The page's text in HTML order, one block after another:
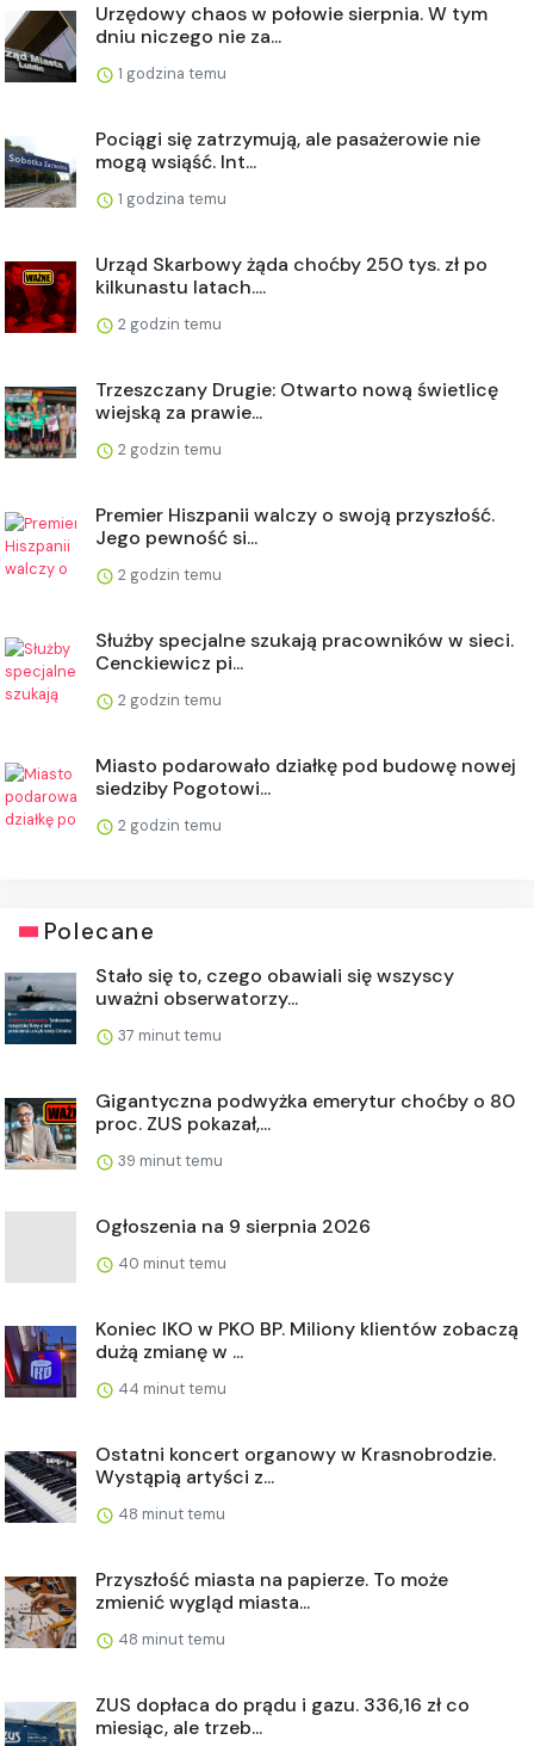
Urzędowy chaos w połowie sierpnia. W tym
dniu niczego nie za...
1 godzina temu
Pociągi się zatrzymują, ale pasażerowie nie
mogą wsiąść. Int...
1 godzina temu
Urząd Skarbowy żąda choćby 250 tys. zł po
kilkunastu latach....
2 godzin temu
Trzeszczany Drugie: Otwarto nową świetlicę
wiejską za prawie...
2 godzin temu
Premier Hiszpanii walczy o swoją przyszłość.
Jego pewność si...
2 godzin temu
Służby specjalne szukają pracowników w sieci.
Cenckiewicz pi...
2 godzin temu
Miasto podarowało działkę pod budowę nowej
siedziby Pogotowi...
2 godzin temu
Polecane
Stało się to, czego obawiali się wszyscy
uważni obserwatorzy...
37 minut temu
Gigantyczna podwyżka emerytur choćby o 80
proc. ZUS pokazał,...
39 minut temu
Ogłoszenia na 9 sierpnia 2026
40 minut temu
Koniec IKO w PKO BP. Miliony klientów zobaczą
dużą zmianę w ...
44 minut temu
Ostatni koncert organowy w Krasnobrodzie.
Wystąpią artyści z...
48 minut temu
Przyszłość miasta na papierze. To może
zmienić wygląd miasta...
48 minut temu
ZUS dopłaca do prądu i gazu. 336,16 zł co
miesiąc, ale trzeb...